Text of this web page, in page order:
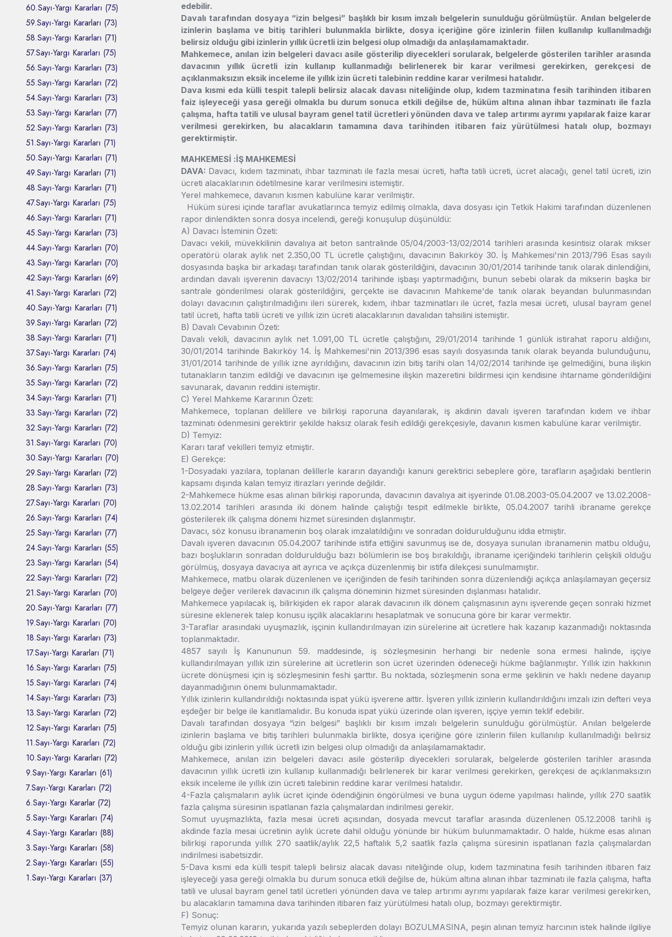
60.Sayı-Yargı Kararları (75)
59.Sayı-Yargı Kararları (73)
58.Sayı-Yargı Kararları (71)
57.Sayı-Yargı Kararları (75)
56.Sayı-Yargı Kararları (73)
55.Sayı-Yargı Kararları (72)
54.Sayı-Yargı Kararları (73)
53.Sayı-Yargı Kararları (77)
52.Sayı-Yargı Kararları (73)
51.Sayı-Yargı Kararları (71)
50.Sayı-Yargı Kararları (71)
49.Sayı-Yargı Kararları (71)
48.Sayı-Yargı Kararları (71)
47.Sayı-Yargı Kararları (75)
46.Sayı-Yargı Kararları (71)
45.Sayı-Yargı Kararları (73)
44.Sayı-Yargı Kararları (70)
43.Sayı-Yargı Kararları (70)
42.Sayı-Yargı Kararları (69)
41.Sayı-Yargı Kararları (72)
40.Sayı-Yargı Kararları (71)
39.Sayı-Yargı Kararları (72)
38.Sayı-Yargı Kararları (71)
37.Sayı-Yargı Kararları (74)
36.Sayı-Yargı Kararları (75)
35.Sayı-Yargı Kararları (72)
34.Sayı-Yargı Kararları (71)
33.Sayı-Yargı Kararları (72)
32.Sayı-Yargı Kararları (72)
31.Sayı-Yargı Kararları (70)
30.Sayı-Yargı Kararları (70)
29.Sayı-Yargı Kararları (72)
28.Sayı-Yargı Kararları (73)
27.Sayı-Yargı Kararları (70)
26.Sayı-Yargı Kararları (74)
25.Sayı-Yargı Kararları (77)
24.Sayı-Yargı Kararları (55)
23.Sayı-Yargı Kararları (54)
22.Sayı-Yargı Kararları (72)
21.Sayı-Yargı Kararları (70)
20.Sayı-Yargı Kararları (77)
19.Sayı-Yargı Kararları (70)
18.Sayı-Yargı Kararları (73)
17.Sayı-Yargı Kararları (71)
16.Sayı-Yargı Kararları (75)
15.Sayı-Yargı Kararları (74)
14.Sayı-Yargı Kararları (73)
13.Sayı-Yargı Kararları (72)
12.Sayı-Yargı Kararları (75)
11.Sayı-Yargı Kararları (72)
10.Sayı-Yargı Kararları (72)
9.Sayı-Yargı Kararları (61)
7.Sayı-Yargı Kararları (72)
6.Sayı-Yargı Kararlar (72)
5.Sayı-Yargı Kararları (74)
4.Sayı-Yargı Kararları (88)
3.Sayı-Yargı Kararları (58)
2.Sayı-Yargı Kararları (55)
1.Sayı-Yargı Kararları (37)
edebilir.
Davalı tarafından dosyaya “izin belgesi” başlıklı bir kısım imzalı belgelerin sunulduğu görülmüştür. Anılan belgelerde
izinlerin başlama ve bitiş tarihleri bulunmakla birlikte, dosya içeriğine göre izinlerin fiilen kullanılıp kullanılmadığı
belirsiz olduğu gibi izinlerin yıllık ücretli izin belgesi olup olmadığı da anlaşılamamaktadır.
Mahkemece, anılan izin belgeleri davacı asile gösterilip diyecekleri sorularak, belgelerde gösterilen tarihler arasında
davacının yıllık ücretli izin kullanıp kullanmadığı belirlenerek bir karar verilmesi gerekirken, gerekçesi de
açıklanmaksızın eksik inceleme ile yıllık izin ücreti talebinin reddine karar verilmesi hatalıdır.
Dava kısmi eda külli tespit talepli belirsiz alacak davası niteliğinde olup, kıdem tazminatına fesih tarihinden itibaren
faiz işleyeceği yasa gereği olmakla bu durum sonuca etkili değilse de, hüküm altına alınan ihbar tazminatı ile fazla
çalışma, hafta tatili ve ulusal bayram genel tatil ücretleri yönünden dava ve talep artırımı ayrımı yapılarak faize karar
verilmesi gerekirken, bu alacakların tamamına dava tarihinden itibaren faiz yürütülmesi hatalı olup, bozmayı
gerektirmiştir.
MAHKEMESİ :İŞ MAHKEMESİ
DAVA: Davacı, kıdem tazminatı, ihbar tazminatı ile fazla mesai ücreti, hafta tatili ücreti, ücret alacağı, genel tatil ücreti, izin
ücreti alacaklarının ödetilmesine karar verilmesini istemiştir.
Yerel mahkemece, davanın kısmen kabulüne karar verilmiştir.
Hüküm süresi içinde taraflar avukatlarınca temyiz edilmiş olmakla, dava dosyası için Tetkik Hakimi tarafından düzenlenen
rapor dinlendikten sonra dosya incelendi, gereği konuşulup düşünüldü:
A) Davacı İsteminin Özeti:
Davacı vekili, müvekkilinin davalıya ait beton santralinde 05/04/2003-13/02/2014 tarihleri arasında kesintisiz olarak mikser
operatörü olarak aylık net 2.350,00 TL ücretle çalıştığını, davacının Bakırköy 30. İş Mahkemesi'nin 2013/796 Esas sayılı
dosyasında başka bir arkadaşı tarafından tanık olarak gösterildiğini, davacının 30/01/2014 tarihinde tanık olarak dinlendiğini,
ardından davalı işverenin davacıyı 13/02/2014 tarihinde işbaşı yaptırmadığını, bunun sebebi olarak da mikserin başka bir
santrale gönderilmesi olarak gösterildiğini, gerçekte ise davacının Mahkeme'de tanık olarak beyandan bulunmasından
dolayı davacının çalıştırılmadığını ileri sürerek, kıdem, ihbar tazminatları ile ücret, fazla mesai ücreti, ulusal bayram genel
tatil ücreti, hafta tatili ücreti ve yıllık izin ücreti alacaklarının davalıdan tahsilini istemiştir.
B) Davalı Cevabının Özeti:
Davalı vekili, davacının aylık net 1.091,00 TL ücretle çalıştığını, 29/01/2014 tarihinde 1 günlük istirahat raporu aldığını,
30/01/2014 tarihinde Bakırköy 14. İş Mahkemesi'nin 2013/396 esas sayılı dosyasında tanık olarak beyanda bulunduğunu,
31/01/2014 tarihinde de yıllık izne ayrıldığını, davacının izin bitiş tarihi olan 14/02/2014 tarihinde işe gelmediğini, buna ilişkin
tutanakların tanzim edildiği ve davacının işe gelmemesine ilişkin mazeretini bildirmesi için kendisine ihtarname gönderildiğini
savunarak, davanın reddini istemiştir.
C) Yerel Mahkeme Kararının Özeti:
Mahkemece, toplanan delillere ve bilirkişi raporuna dayanılarak, iş akdinin davalı işveren tarafından kıdem ve ihbar
tazminatı ödenmesini gerektirir şekilde haksız olarak fesih edildiği gerekçesiyle, davanın kısmen kabulüne karar verilmiştir.
D) Temyiz:
Kararı taraf vekilleri temyiz etmiştir.
E) Gerekçe:
1-Dosyadaki yazılara, toplanan delillerle kararın dayandığı kanuni gerektirici sebeplere göre, tarafların aşağıdaki bentlerin
kapsamı dışında kalan temyiz itirazları yerinde değildir.
2-Mahkemece hükme esas alınan bilirkişi raporunda, davacının davalıya ait işyerinde 01.08.2003-05.04.2007 ve 13.02.2008-
13.02.2014 tarihleri arasında iki dönem halinde çalıştığı tespit edilmekle birlikte, 05.04.2007 tarihli ibraname gerekçe
gösterilerek ilk çalışma dönemi hizmet süresinden dışlanmıştır.
Davacı, söz konusu ibranamenin boş olarak imzalatıldığını ve sonradan doldurulduğunu iddia etmiştir.
Davalı işveren davacının 05.04.2007 tarihinde istifa ettiğini savunmuş ise de, dosyaya sunulan ibranamenin matbu olduğu,
bazı boşlukların sonradan doldurulduğu bazı bölümlerin ise boş bırakıldığı, ibraname içeriğindeki tarihlerin çelişkili olduğu
görülmüş, dosyaya davacıya ait ayrıca ve açıkça düzenlenmiş bir istifa dilekçesi sunulmamıştır.
Mahkemece, matbu olarak düzenlenen ve içeriğinden de fesih tarihinden sonra düzenlendiği açıkça anlaşılamayan geçersiz
belgeye değer verilerek davacının ilk çalışma döneminin hizmet süresinden dışlanması hatalıdır.
Mahkemece yapılacak iş, bilirkişiden ek rapor alarak davacının ilk dönem çalışmasının aynı işverende geçen sonraki hizmet
süresine eklenerek talep konusu işçilik alacaklarını hesaplatmak ve sonucuna göre bir karar vermektir.
3-Taraflar arasındaki uyuşmazlık, işçinin kullandırılmayan izin sürelerine ait ücretlere hak kazanıp kazanmadığı noktasında
toplanmaktadır.
4857 sayılı İş Kanununun 59. maddesinde, iş sözleşmesinin herhangi bir nedenle sona ermesi halinde, işçiye
kullandırılmayan yıllık izin sürelerine ait ücretlerin son ücret üzerinden ödeneceği hükme bağlanmıştır. Yıllık izin hakkının
ücrete dönüşmesi için iş sözleşmesinin feshi şarttır. Bu noktada, sözleşmenin sona erme şeklinin ve haklı nedene dayanıp
dayanmadığının önemi bulunmamaktadır.
Yıllık izinlerin kullandırıldığı noktasında ispat yükü işverene aittir. İşveren yıllık izinlerin kullandırıldığını imzalı izin defteri veya
eşdeğer bir belge ile kanıtlamalıdır. Bu konuda ispat yükü üzerinde olan işveren, işçiye yemin teklif edebilir.
Davalı tarafından dosyaya “izin belgesi” başlıklı bir kısım imzalı belgelerin sunulduğu görülmüştür. Anılan belgelerde
izinlerin başlama ve bitiş tarihleri bulunmakla birlikte, dosya içeriğine göre izinlerin fiilen kullanılıp kullanılmadığı belirsiz
olduğu gibi izinlerin yıllık ücretli izin belgesi olup olmadığı da anlaşılamamaktadır.
Mahkemece, anılan izin belgeleri davacı asile gösterilip diyecekleri sorularak, belgelerde gösterilen tarihler arasında
davacının yıllık ücretli izin kullanıp kullanmadığı belirlenerek bir karar verilmesi gerekirken, gerekçesi de açıklanmaksızın
eksik inceleme ile yıllık izin ücreti talebinin reddine karar verilmesi hatalıdır.
4-Fazla çalışmaların aylık ücret içinde ödendiğinin öngörülmesi ve buna uygun ödeme yapılması halinde, yıllık 270 saatlik
fazla çalışma süresinin ispatlanan fazla çalışmalardan indirilmesi gerekir.
Somut uyuşmazlıkta, fazla mesai ücreti açısından, dosyada mevcut taraflar arasında düzenlenen 05.12.2008 tarihli iş
akdinde fazla mesai ücretinin aylık ücrete dahil olduğu yönünde bir hüküm bulunmamaktadır. O halde, hükme esas alınan
bilirkişi raporunda yıllık 270 saatlik/aylık 22,5 haftalık 5,2 saatlik fazla çalışma süresinin ispatlanan fazla çalışmalardan
indirilmesi isabetsizdir.
5-Dava kısmi eda külli tespit talepli belirsiz alacak davası niteliğinde olup, kıdem tazminatına fesih tarihinden itibaren faiz
işleyeceği yasa gereği olmakla bu durum sonuca etkili değilse de, hüküm altına alınan ihbar tazminatı ile fazla çalışma, hafta
tatili ve ulusal bayram genel tatil ücretleri yönünden dava ve talep artırımı ayrımı yapılarak faize karar verilmesi gerekirken,
bu alacakların tamamına dava tarihinden itibaren faiz yürütülmesi hatalı olup, bozmayı gerektirmiştir.
F) Sonuç:
Temyiz olunan kararın, yukarıda yazılı sebeplerden dolayı BOZULMASINA, peşin alınan temyiz harcının istek halinde ilgiliye